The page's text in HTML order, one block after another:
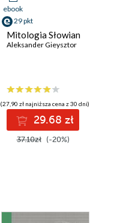
ebook
29 pkt
Mitologia Słowian
Aleksander Gieysztor
(27,90 zł najniższa cena z 30 dni)
29.68 zł
37.10zł (-20%)